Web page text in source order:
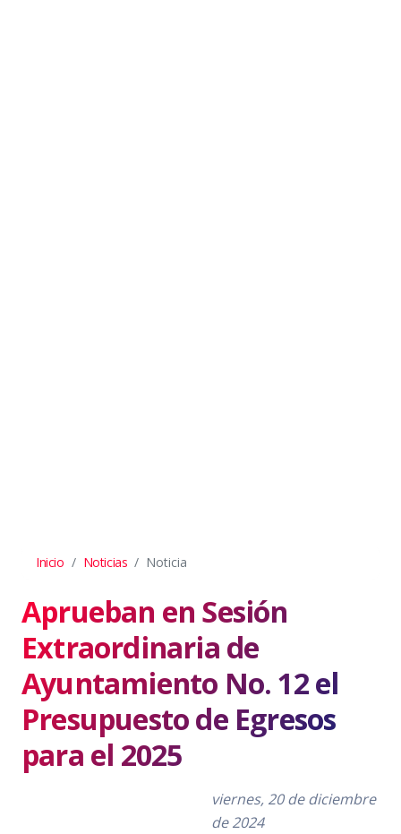
Inicio Noticias Noticia
Aprueban en Sesión
Extraordinaria de
Ayuntamiento No. 12 el
Presupuesto de Egresos
para el 2025
viernes, 20 de diciembre
de 2024